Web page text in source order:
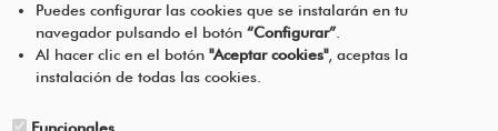
Pie
Menú
CONTÁCTANOS
Puedes configurar las cookies que se instalarán en tu
navegador pulsando el botón“Configurar”
Al hacer clic en el botón"Aceptar cookies", aceptas la
instalación de todas las cookies.